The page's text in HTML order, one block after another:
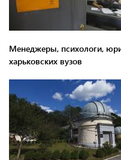
Менеджеры, психологи,
харьковских вузов